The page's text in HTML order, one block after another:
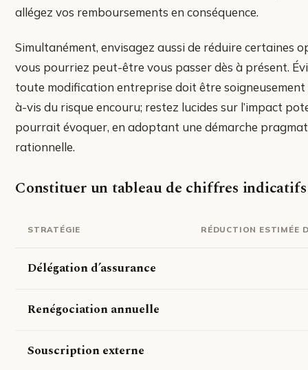
allégez vos remboursements en conséquence.
Simultanément, envisagez aussi de réduire certaines
vous pourriez peut-être vous passer dès à présent.
toute modification entreprise doit être soigneusement
à-vis du risque encouru; restez lucides sur l’impact
pourrait évoquer, en adoptant une démarche
rationnelle.
Constituer un tableau de chiffres indicatifs
STRATÉGIE RÉDUCTION ESTIMÉE
Délégation d’assurance
Renégociation annuelle
Souscription externe